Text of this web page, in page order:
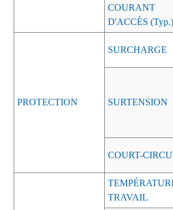
COURANT
D'ACCÈS (Typ.)
PROTECTION
SURCHARGE
SURTENSION
COURT-
TRAVAIL